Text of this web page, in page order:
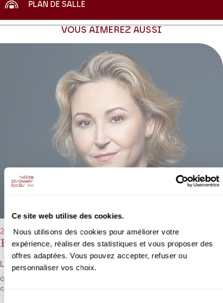
Ce site web utilise des cookies.
Nous utilisons des cookies pour améliorer votre
expérience, réaliser des statistiques et vous proposer des
offres adaptées. Vous pouvez accepter, refuser ou
personnaliser vos choix.
PLAN DE SALLE
VOUS AIMEREZ AUSSI
Fausto
20/06/2023 - 19h30
Louise Bertin
Grâce à l'heureuse initiative du Palazzetto Bru Zane, L’œuvre de la
compostrice Louise Bertin est remis dans la lumière.